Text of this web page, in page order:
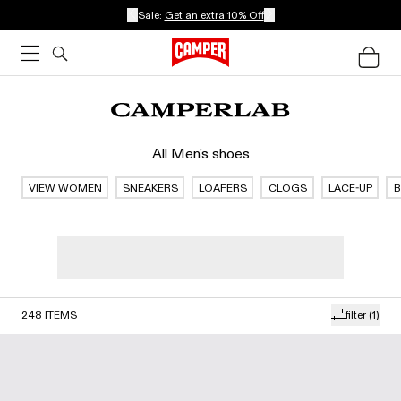
Sale: Get an extra 10% Off
All Men's shoes
VIEW WOMEN SNEAKERS LOAFERS CLOGS LACE-UP
filter (1)
248 ITEMS